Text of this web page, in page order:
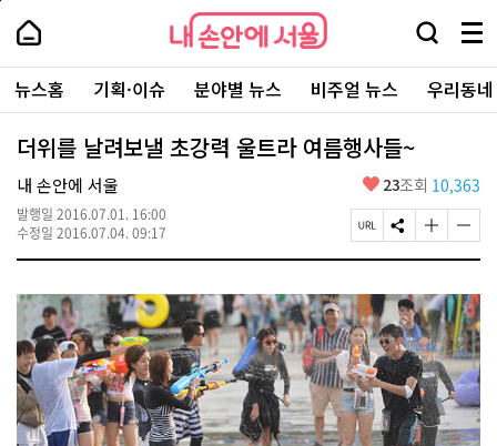
본
로
가
내
손
안
에
서
울
-
서
울
시
대
표
소
포
털
내
손
에
울
검
창
열
기
메
뉴
전
체
보
주
요
서
뉴스홈 기획·이슈 분야별 뉴스 비주얼 뉴스 우리동
더위를 날려보낼 초강력 울트라 여름행사들~
내 손안에 서울
발행일 2016.07.01. 16:00
수정일 2016.07.04. 09:17
좋
요
23조회 10,363
페
이
U
R
L
복
사
S
N
공
유
하
기
글
자
기
크
게
변
경
하
기
글
자
기
작
게
변
경
하
기
페
상
단
로